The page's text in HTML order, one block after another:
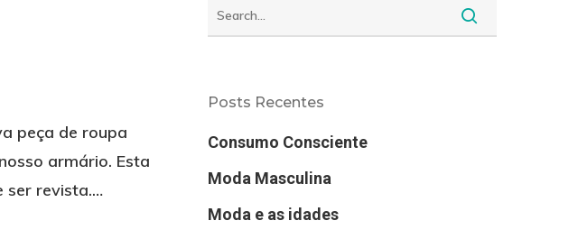
peça de roupa
armário. Esta
ser revista.…
Posts Recentes
Consumo Consciente
Moda Masculina
Moda e as idades